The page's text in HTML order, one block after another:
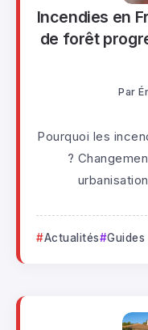
Incendies en
de forêt
Par
Pourquoi les
?
Actualités Guides